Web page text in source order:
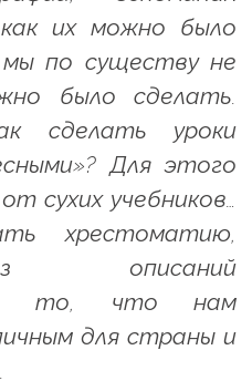
их можно было
по существу не
было сделать.
сделать уроки
Для этого
сухих учебников…
хрестоматию,
описаний
то, что нам
для страны и